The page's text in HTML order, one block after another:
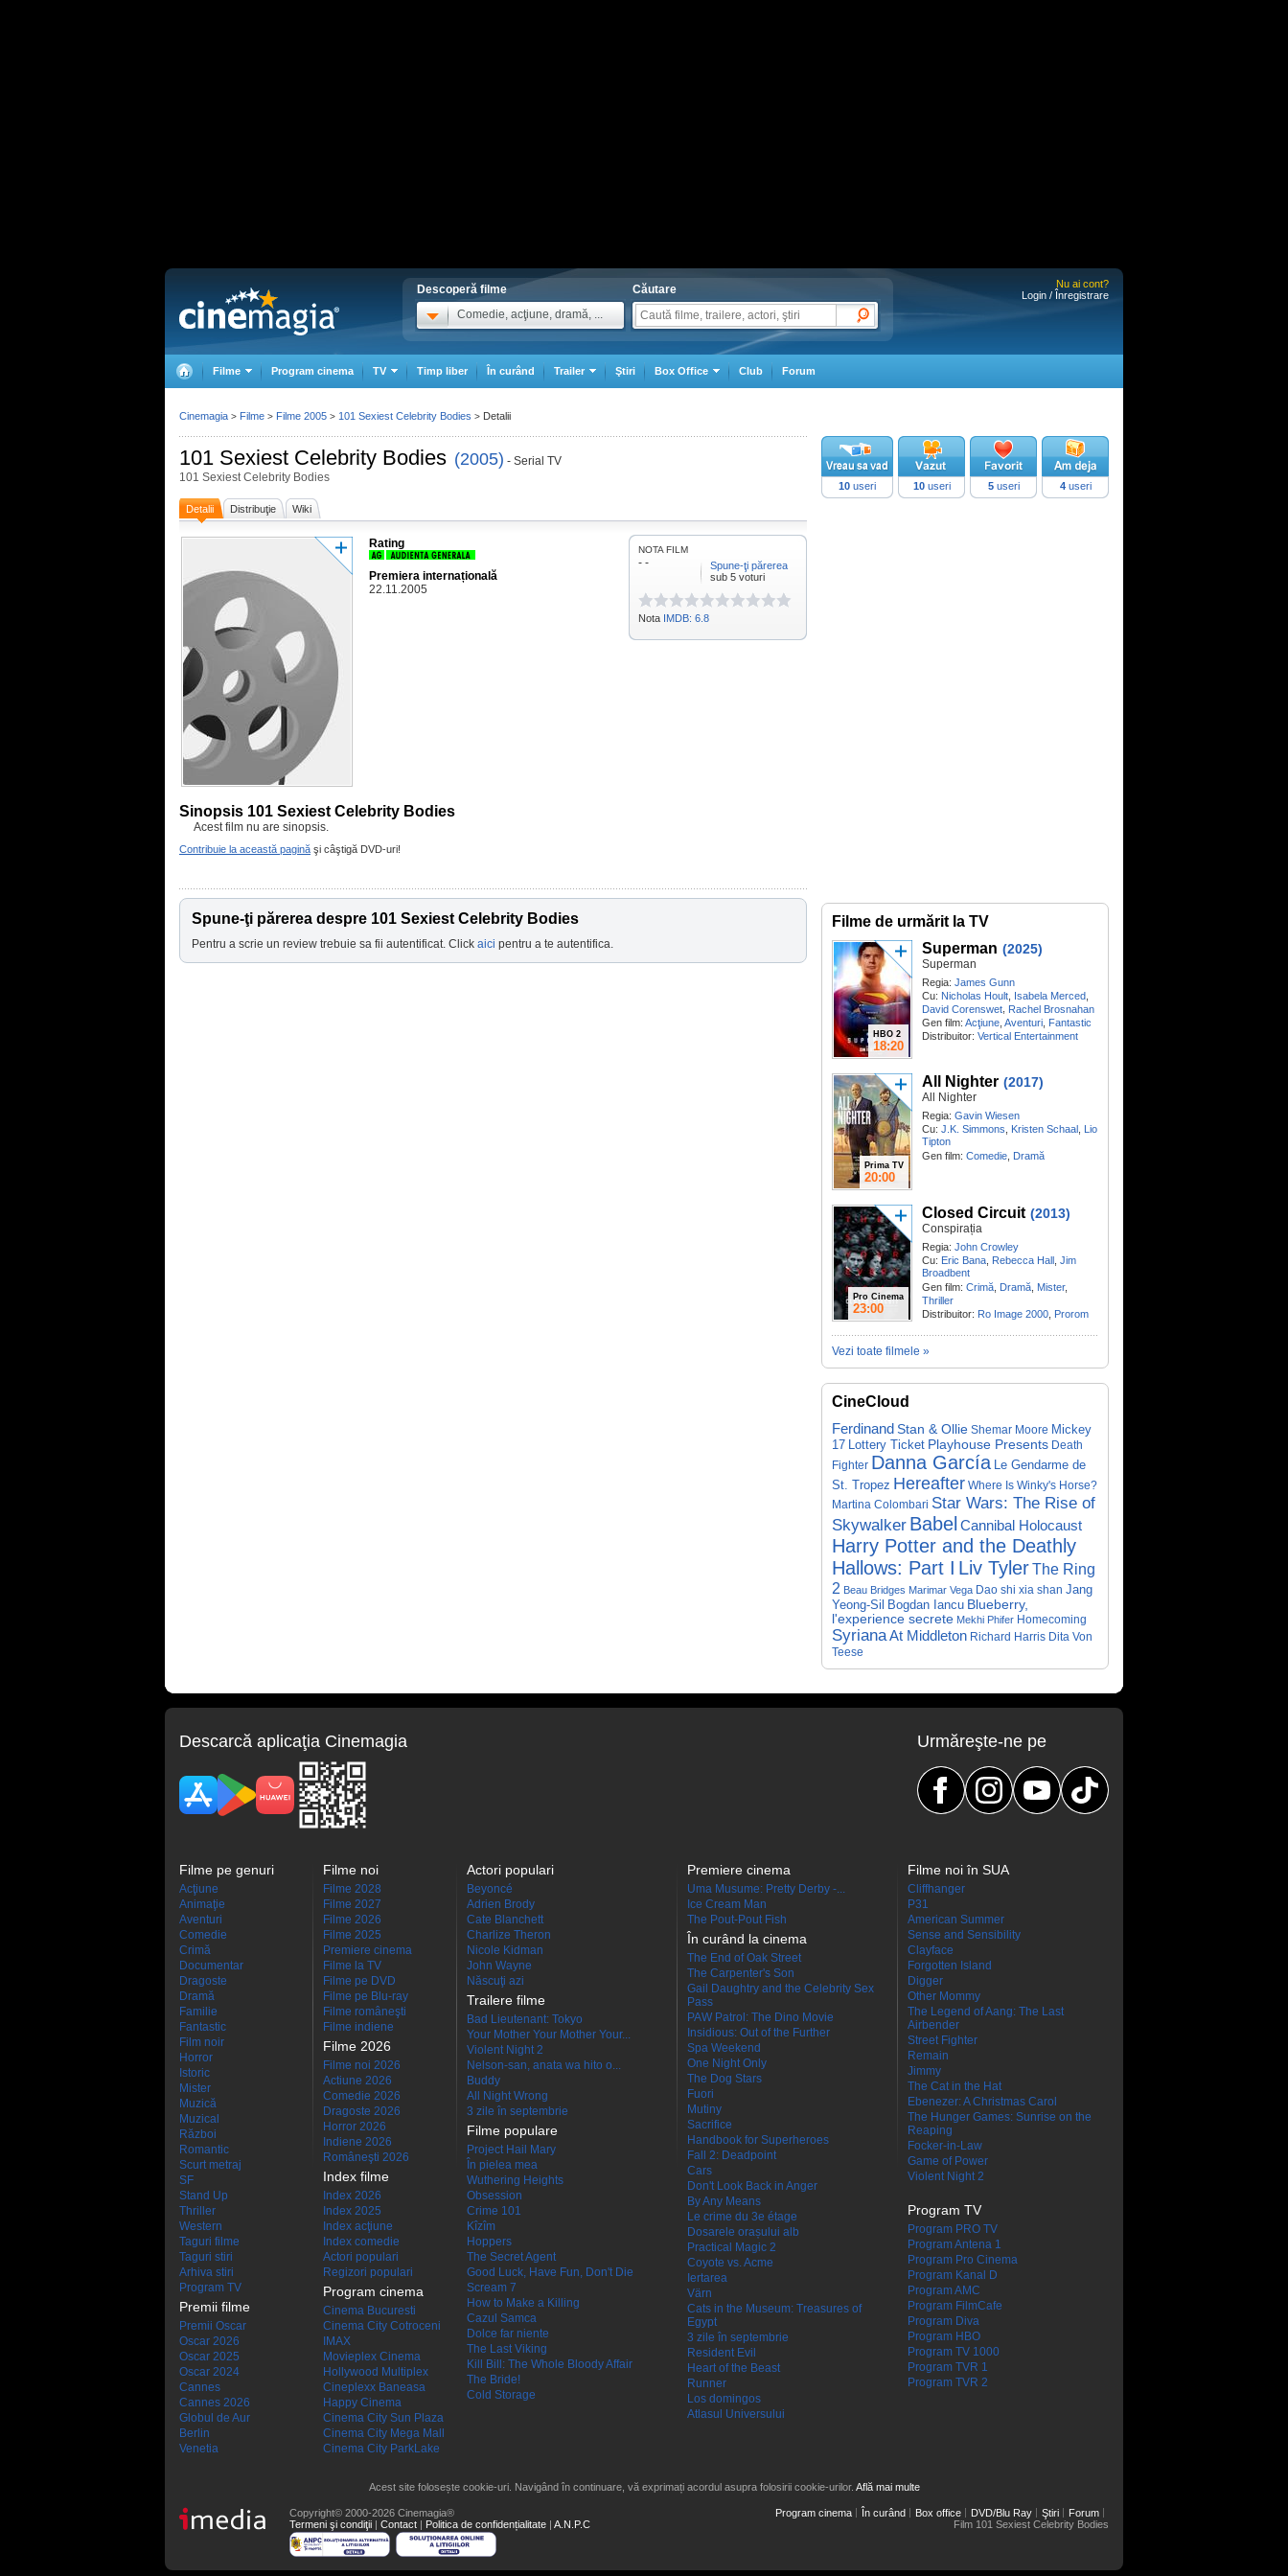
Descoperă filme
Comedie, acţiune, dramă, ...
Căutare
Nu ai cont?
Login / Înregistrare
Filme Program cinema TV Timp liber În curând Trailer Ştiri Box Office Club Forum
101 Sexiest Celebrity Bodies (2005) - Serial TV
101 Sexiest Celebrity Bodies
Detalii Distribuţie Wiki
Rating
Premiera internațională
22.11.2005
Sinopsis 101 Sexiest Celebrity Bodies
Acest film nu are sinopsis.
Contribuie la această pagină şi câştigă DVD-uri!
NOTA FILM
- -
Spune-ţi părerea
sub 5 voturi
Nota IMDB: 6.8
10 useri 10useri 5useri 4useri
Spune-ţi părerea despre 101 Sexiest Celebrity Bodies
Pentru a scrie un review trebuie sa fii autentificat. Click aici pentru a te autentifica.
Filme de urmărit la TV
HBO 2
18:20
Superman (2025)
Superman
Regia: James Gunn
Cu: Nicholas Hoult Isabela Merced
David Corenswet, Rachel Brosnahan
Gen film: Acţiune Aventuri Fantastic
Distribuitor: Vertical Entertainment
Prima TV
20:00
All Nighter (2017)
All Nighter
Regia: Gavin Wiesen
Cu: J.K. Simmons Kristen Schaal Lio
Tipton
Gen film: Comedie Dramă
Pro Cinema
23:00
Closed Circuit (2013)
Conspirația
Regia: John Crowley
Cu: Eric Bana Rebecca Hall Jim
Broadbent
Gen film: Crimă Dramă Mister,
Thriller
Distribuitor: Ro Image 2000 Prorom
Vezi toate filmele »
CineCloud
Ferdinand Stan & Ollie Shemar Moore Mickey
17 Lottery Ticket Playhouse Presents Death
Fighter Danna García Le Gendarme de
St. Tropez Hereafter Where Is Winky's Horse?
Martina Colombari Star Wars: The Rise of
Skywalker Babel Cannibal Holocaust
Harry Potter and the Deathly
Hallows: Part I Liv TylerThe Ring
2 Beau Bridges Marimar Vega Dao shi xia shan Jang
Yeong-Sil
Bogdan Iancu Blueberry,
l'experience secrete Mekhi Phifer Homecoming
SyrianaAt Middleton Richard Harris Dita Von
Teese
Cinemagia > Filme > Filme 2005 > 101 Sexiest Celebrity Bodies > Detalii
Descarcă aplicaţia Cinemagia Urmăreşte-ne pe
Filme pe genuri
Acţiune
Animaţie
Aventuri
Comedie
Crimă
Documentar
Dragoste
Dramă
Familie
Fantastic
Film noir
Horror
Istoric
Mister
Muzică
Muzical
Război
Romantic
Scurt metraj
SF
Stand Up
Thriller
Western
Taguri filme
Taguri stiri
Arhiva stiri
Program TV
Premii filme
Premii Oscar
Oscar 2026
Oscar 2025
Oscar 2024
Cannes
Cannes 2026
Globul de Aur
Berlin
Venetia
Filme noi
Filme 2028
Filme 2027
Filme 2026
Filme 2025
Premiere cinema
Filme la TV
Filme pe DVD
Filme pe Blu-ray
Filme româneşti
Filme indiene
Filme 2026
Filme noi 2026
Actiune 2026
Comedie 2026
Dragoste 2026
Horror 2026
Indiene 2026
Româneşti 2026
Index filme
Index 2026
Index 2025
Index acţiune
Index comedie
Actori populari
Regizori populari
Program cinema
Cinema Bucuresti
Cinema City Cotroceni
IMAX
Movieplex Cinema
Hollywood Multiplex
Cineplexx Baneasa
Happy Cinema
Cinema City Sun Plaza
Cinema City Mega Mall
Cinema City ParkLake
Actori populari
Beyoncé
Adrien Brody
Cate Blanchett
Charlize Theron
Nicole Kidman
John Wayne
Născuţi azi
Trailere filme
Bad Lieutenant: Tokyo
Your Mother Your Mother Your...
Violent Night 2
Nelson-san, anata wa hito o...
Buddy
All Night Wrong
3 zile în septembrie
Filme populare
Project Hail Mary
În pielea mea
Wuthering Heights
Obsession
Crime 101
Kîzîm
Hoppers
The Secret Agent
Good Luck, Have Fun, Don't Die
Scream 7
How to Make a Killing
Cazul Samca
Dolce far niente
The Last Viking
Kill Bill: The Whole Bloody Affair
The Bride!
Cold Storage
Premiere cinema
Uma Musume: Pretty Derby -...
Ice Cream Man
The Pout-Pout Fish
În curând la cinema
The End of Oak Street
The Carpenter's Son
Gail Daughtry and the Celebrity Sex
Pass
PAW Patrol: The Dino Movie
Insidious: Out of the Further
Spa Weekend
One Night Only
The Dog Stars
Fuori
Mutiny
Sacrifice
Handbook for Superheroes
Fall 2: Deadpoint
Cars
Don't Look Back in Anger
By Any Means
Le crime du 3e étage
Dosarele orașului alb
Practical Magic 2
Coyote vs. Acme
Iertarea
Värn
Cats in the Museum: Treasures of
Egypt
3 zile în septembrie
Resident Evil
Heart of the Beast
Runner
Los domingos
Atlasul Universului
Filme noi în SUA
Cliffhanger
P31
American Summer
Sense and Sensibility
Clayface
Forgotten Island
Digger
Other Mommy
The Legend of Aang: The Last
Airbender
Street Fighter
Remain
Jimmy
The Cat in the Hat
Ebenezer: A Christmas Carol
The Hunger Games: Sunrise on the
Reaping
Focker-in-Law
Game of Power
Violent Night 2
Program TV
Program PRO TV
Program Antena 1
Program Pro Cinema
Program Kanal D
Program AMC
Program FilmCafe
Program Diva
Program HBO
Program TV 1000
Program TVR 1
Program TVR 2
Acest site folosește cookie-uri. Navigând în continuare, vă exprimați acordul asupra folosirii cookie-urilor. Află mai multe
Copyright© 2000-2026 Cinemagia®
Termeni şi condiţii | Contact | Politica de confidențialitate | A.N.P.C
Program cinema În curând Box office DVD/Blu Ray Ştiri
Forum
Film 101 Sexiest Celebrity Bodies